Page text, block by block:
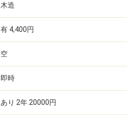
木造
有 4,400円
空
即時
あり 2年 20000円